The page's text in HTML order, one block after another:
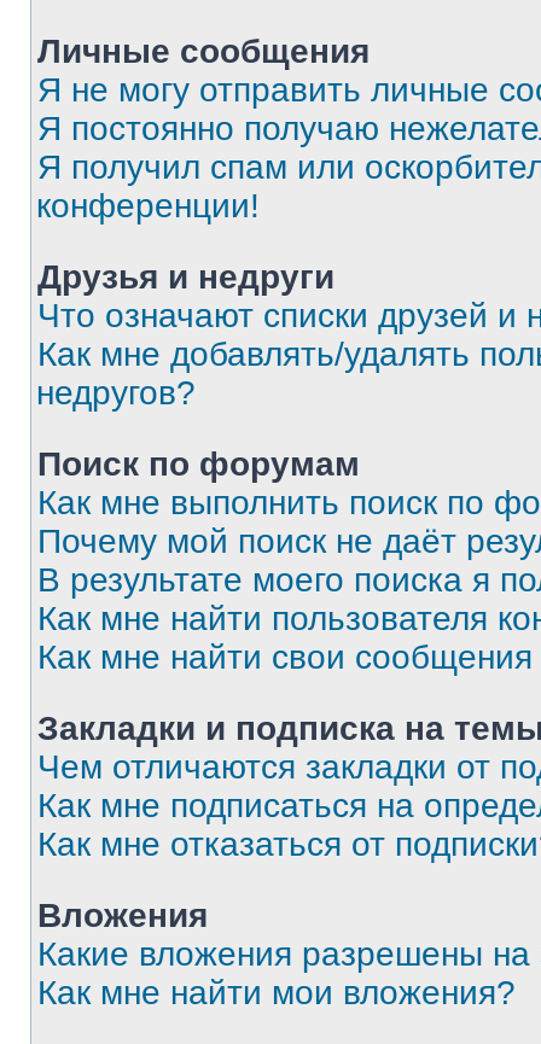
Личные сообщения
Я не могу отправить личные
Я постоянно получаю
Я получил спам или
конференции!
Друзья и недруги
Что означают списки друзей и
Как мне добавлять/удалять
недругов?
Поиск по форумам
Как мне выполнить поиск по
Почему мой поиск не даёт
В результате моего поиска я
Как мне найти пользователя
Как мне найти свои
Закладки и подписка на
Чем отличаются закладки от
Как мне подписаться на
Как мне отказаться от
Вложения
Какие вложения разрешены
Как мне найти мои вложения?